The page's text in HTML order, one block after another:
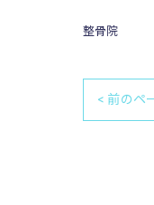
整骨院
< 前のペ